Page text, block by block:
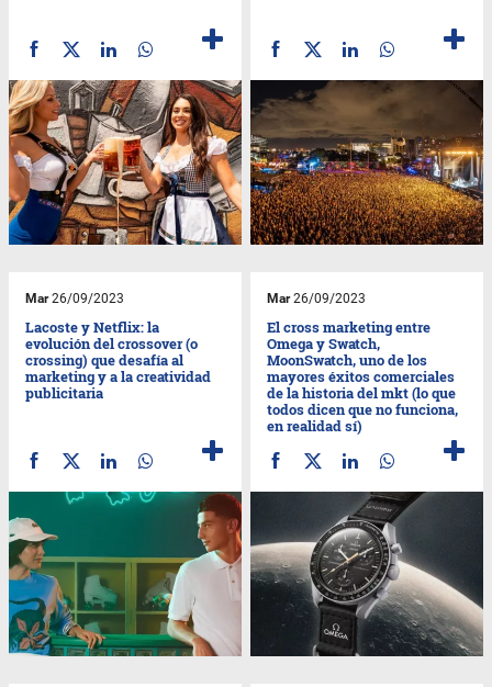
Mar26/09/2023
Lacoste y Netflix: la
evolución del crossover (o
crossing) que desafía al
marketing y a la creatividad
publicitaria
Mar26/09/2023
El cross marketing entre
Omega y Swatch,
MoonSwatch, uno de los
mayores éxitos comerciales
de la historia del mkt (lo que
todos dicen que no funciona,
en realidad sí)